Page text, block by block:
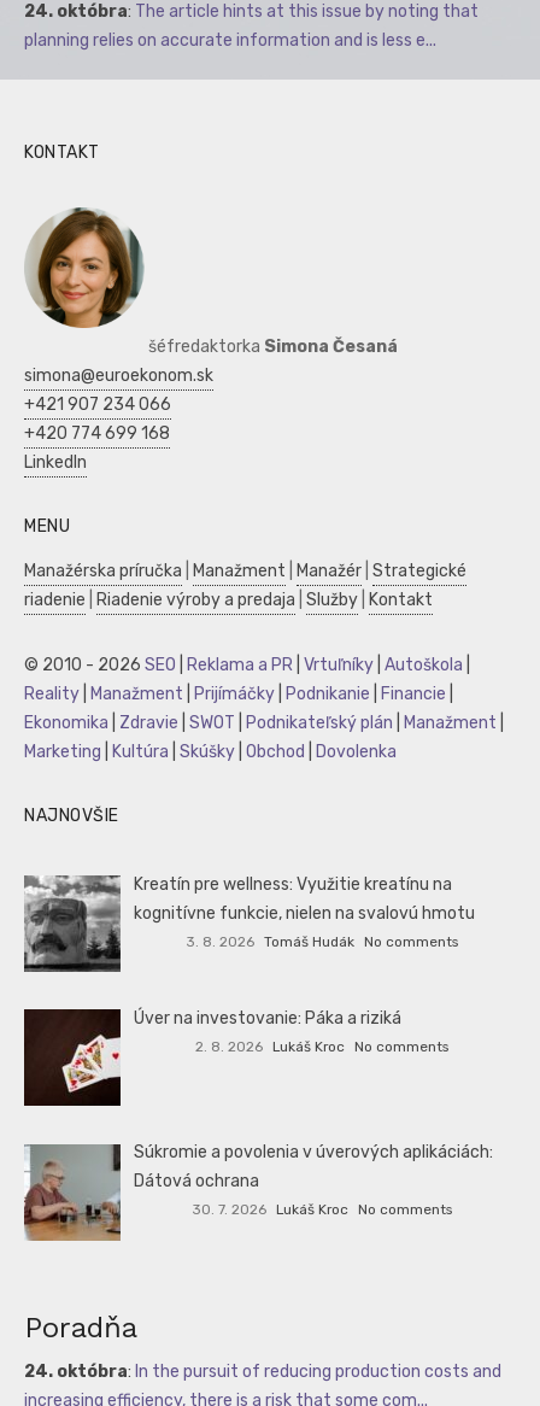
24. októbra: The article hints at this issue by noting that
planning relies on accurate information and is less e...
KONTAKT
šéfredaktorka Simona Česaná
simona@euroekonom.sk
+421 907 234 066
+420 774 699 168
LinkedIn
MENU
Manažérska príručka Manažment Manažér Strategické
riadenie
Riadenie výroby a predaja Služby Kontakt
© 2010 - 2026 SEO Reklama a PR Vrtuľníky Autoškola
Reality
Manažment Prijímáčky Podnikanie Financie
Ekonomika
Zdravie SWOT Podnikateľský plán Manažment
Marketing
Kultúra Skúšky Obchod Dovolenka
NAJNOVŠIE
Kreatín pre wellness: Využitie kreatínu na
kognitívne funkcie, nielen na svalovú hmotu
3. 8. 2026 Tomáš Hudák No comments
Úver na investovanie: Páka a riziká
2. 8. 2026 Lukáš Kroc No comments
Súkromie a povolenia v úverových aplikáciách:
Dátová ochrana
30. 7. 2026 Lukáš Kroc No comments
Poradňa
24. októbra: In the pursuit of reducing production costs and
increasing efficiency, there is a risk that some com...